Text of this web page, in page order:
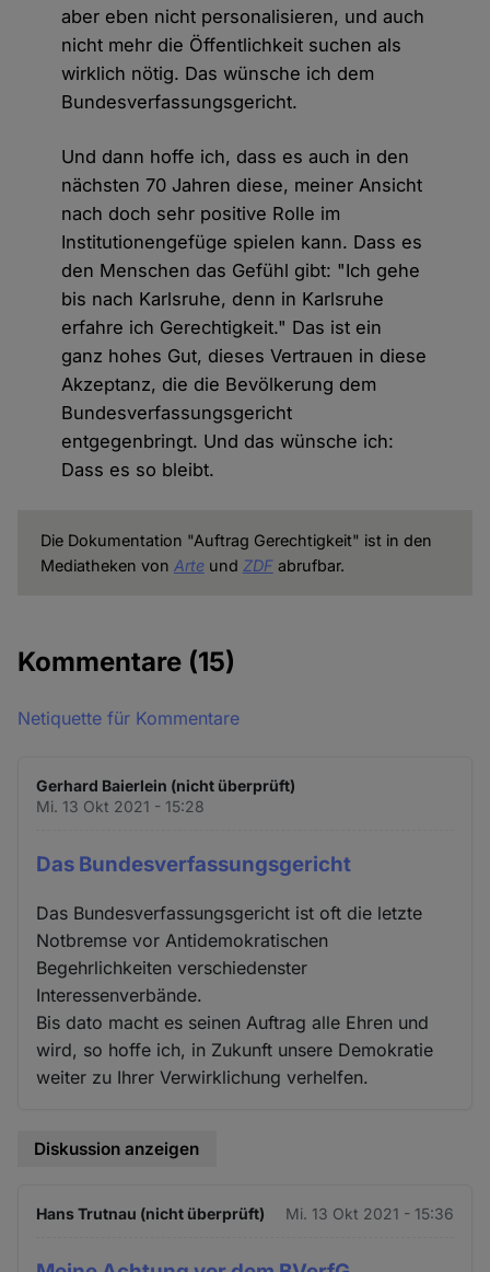
aber eben nicht personalisieren, und auch
nicht mehr die Öffentlichkeit suchen als
wirklich nötig. Das wünsche ich dem
Bundesverfassungsgericht.
Und dann hoffe ich, dass es auch in den
nächsten 70 Jahren diese, meiner Ansicht
nach doch sehr positive Rolle im
Institutionengefüge spielen kann. Dass es
den Menschen das Gefühl gibt: "Ich gehe
bis nach Karlsruhe, denn in Karlsruhe
erfahre ich Gerechtigkeit." Das ist ein
ganz hohes Gut, dieses Vertrauen in diese
Akzeptanz, die die Bevölkerung dem
Bundesverfassungsgericht
entgegenbringt. Und das wünsche ich:
Dass es so bleibt.
Die Dokumentation "Auftrag Gerechtigkeit" ist in den
Mediatheken von Arteund ZDFabrufbar.
Kommentare (15)
Netiquette für Kommentare
Gerhard Baierlein (nicht überprüft)
Mi. 13 Okt 2021 - 15:28
Das Bundesverfassungsgericht
Das Bundesverfassungsgericht ist oft die letzte
Notbremse vor Antidemokratischen
Begehrlichkeiten verschiedenster
Interessenverbände.
Bis dato macht es seinen Auftrag alle Ehren und
wird, so hoffe ich, in Zukunft unsere Demokratie
weiter zu Ihrer Verwirklichung verhelfen.
Diskussion anzeigen
Hans Trutnau (nicht überprüft) Mi. 13 Okt 2021 - 15:36